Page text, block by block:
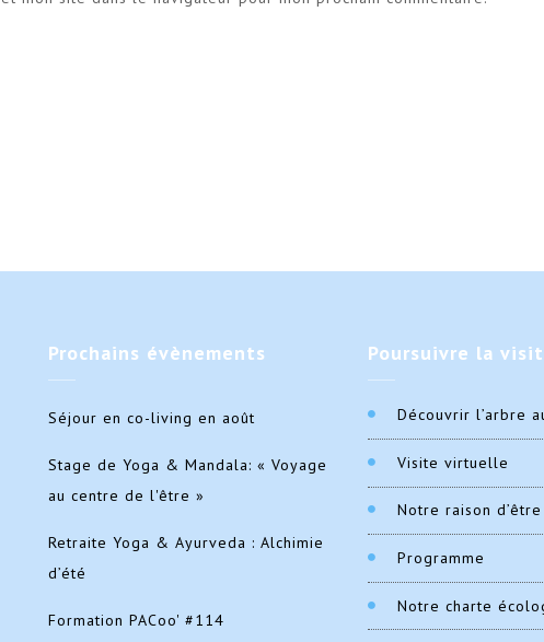
Prochains évènements
Séjour en co-living en août
Stage de Yoga & Mandala: « Voyage
au centre de l'être »
Retraite Yoga & Ayurveda : Alchimie
d’été
Formation PACoo' #114
Poursuivre la
Découvrir l’arbre
Visite virtuelle
Notre raison d’être
Programme
Notre charte